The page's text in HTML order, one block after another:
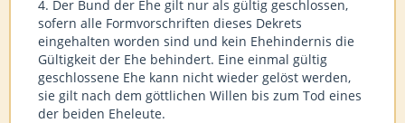
4. Der Bund der Ehe gilt nur als gültig geschlossen,
sofern alle Formvorschriften dieses Dekrets
eingehalten worden sind und kein Ehehindernis die
Gültigkeit der Ehe behindert. Eine einmal gültig
geschlossene Ehe kann nicht wieder gelöst werden,
sie gilt nach dem göttlichen Willen bis zum Tod eines
der beiden Eheleute.